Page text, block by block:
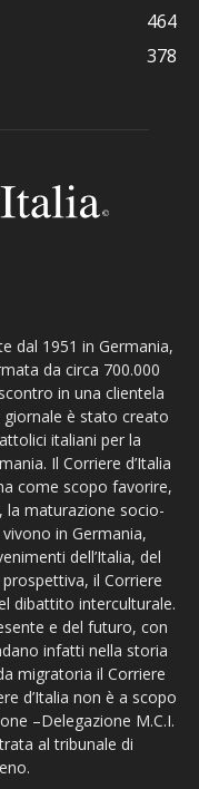
464
378
dal 1951 in Germania,
da circa 700.000
in una clientela
è stato creato
italiani per la
Il Corriere d’Italia
come scopo favorire,
la maturazione socio-
in Germania,
dell’Italia, del
il Corriere
dibattito interculturale.
e del futuro, con
infatti nella storia
migratoria il Corriere
d’Italia non è a scopo
–Delegazione M.C.I.
al tribunale di